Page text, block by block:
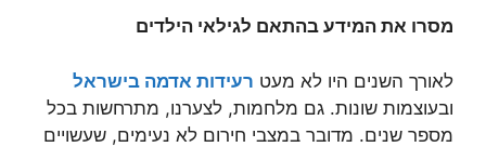
מסרו את המידע בהתאם לגילאי הילדים
לאורך השנים היו לא מעט רעידות אדמה בישראל
ובעוצמות שונות. גם מלחמות, לצערנו, מתרחשות בכל
מספר שנים. מדובר במצבי חירום לא נעימים, שעשויים